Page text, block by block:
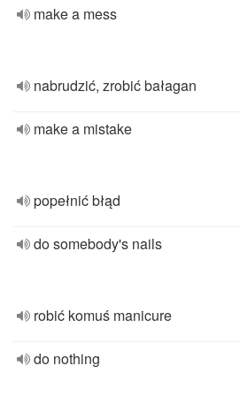
make a mess
nabrudzić, zrobić bałagan
make a mistake
popełnić błąd
do somebody's nails
robić komuś manicure
do nothing